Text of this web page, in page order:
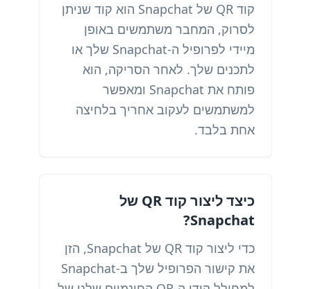
קוד QR של Snapchat הוא קוד שניתן
לסרוק, המחבר משתמשים באופן
מיידי לפרופיל ה-Snapchat שלך או
לתכנים שלך. לאחר הסריקה, הוא
פותח את Snapchat ומאפשר
למשתמשים לעקוב אחריך בלחיצה
אחת בלבד.
כיצד ליצור קוד QR של
Snapchat?
כדי ליצור קוד QR של Snapchat, הזן
את קישור הפרופיל שלך ב-Snapchat